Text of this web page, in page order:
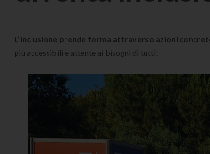
L’inclusione prende forma attraverso azioni
più accessibili e attente ai bisogni di tutti.